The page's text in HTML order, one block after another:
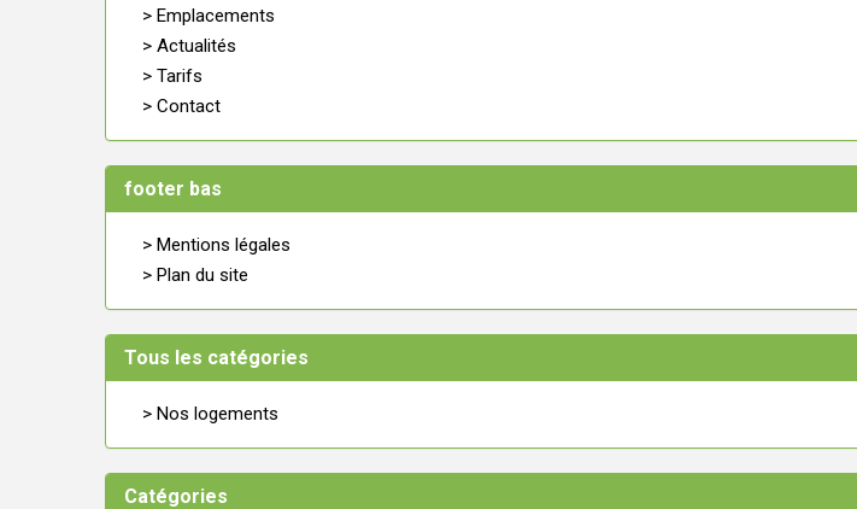
> Emplacements
> Actualités
> Tarifs
> Contact
footer bas
> Mentions légales
> Plan du site
Tous les catégories
> Nos logements
Catégories